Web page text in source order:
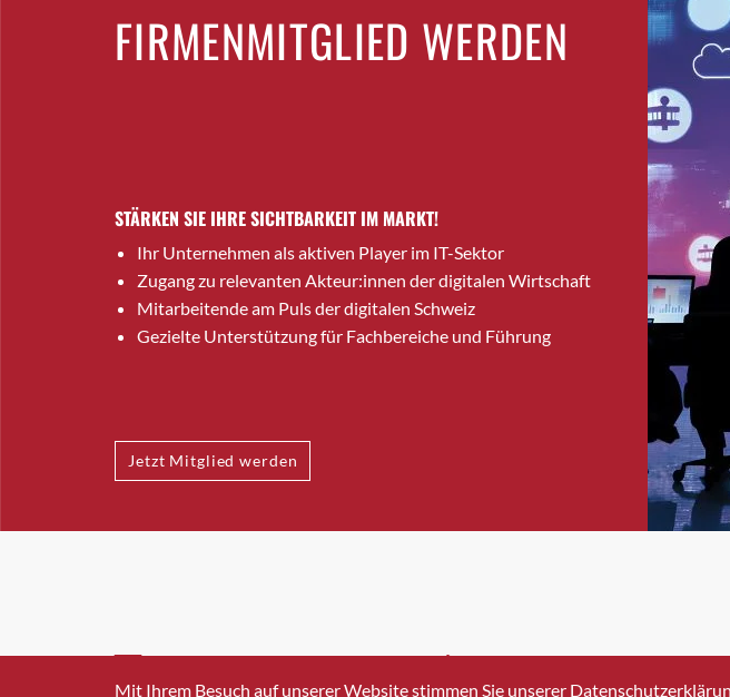
FIRMENMITGLIED WERDEN
STÄRKEN SIE IHRE SICHTBARKEIT IM MARKT!
Ihr Unternehmen als aktiven Player im IT-Sektor
Zugang zu relevanten Akteur:innen der digitalen Wirtschaft
Mitarbeitende am Puls der digitalen Schweiz
Gezielte Unterstützung für Fachbereiche und Führung
Jetzt Mitglied werden
INFO@SWISSICT.CH +41 43 336 40 20
Mit Ihrem Besuch auf unserer Website stimmen Sie unserer